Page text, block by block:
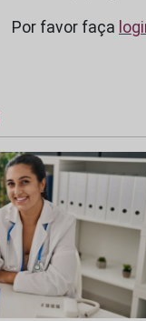
Por favor faça